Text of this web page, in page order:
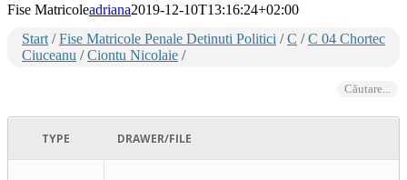
Fise Matricoleadriana2019-12-10T13:16:24+02:00
Start /Fise Matricole Penale Detinuti Politici /C /C 04 Chortec
Ciuceanu /Ciontu Nicolaie /
Căutare...
TYPE DRAWER/FILE